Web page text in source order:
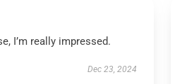
I’m really impressed.
Dec 23, 2024